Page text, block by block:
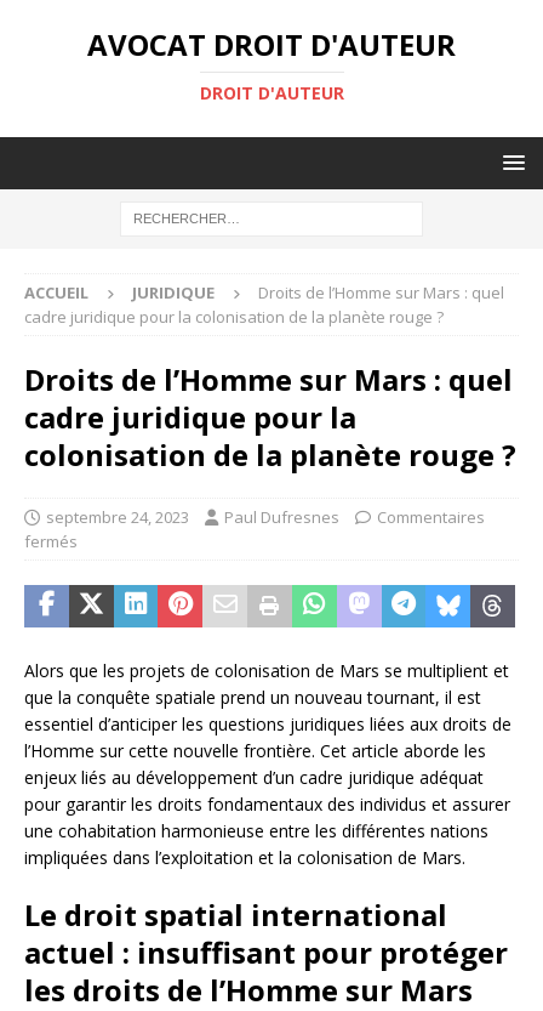
AVOCAT DROIT D'AUTEUR
DROIT D'AUTEUR
ACCUEIL JURIDIQUE
Droits de l’Homme sur Mars : quel
cadre juridique pour la colonisation de la planète rouge ?
Droits de l’Homme sur Mars : quel
cadre juridique pour la
colonisation de la planète rouge ?
septembre 24, 2023 Paul Dufresnes
Commentaires
fermés
Alors que les projets de colonisation de Mars se multiplient et
que la conquête spatiale prend un nouveau tournant, il est
essentiel d’anticiper les questions juridiques liées aux droits de
l’Homme sur cette nouvelle frontière. Cet article aborde les
enjeux liés au développement d’un cadre juridique adéquat
pour garantir les droits fondamentaux des individus et assurer
une cohabitation harmonieuse entre les différentes nations
impliquées dans l’exploitation et la colonisation de Mars.
Le droit spatial international
actuel : insuffisant pour protéger
les droits de l’Homme sur Mars